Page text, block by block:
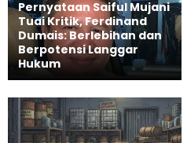
Pernyataan Saiful Mujani
Tuai Kritik, Ferdinand
Dumais: Berlebihan dan
Berpotensi Langgar
Hukum